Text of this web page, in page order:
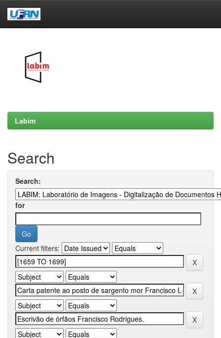
Labim
Search
Search:
for
Current filters: